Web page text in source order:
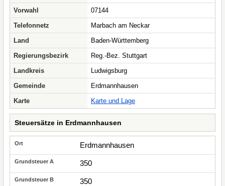
Vorwahl
07144
Telefonnetz
Marbach am Neckar
Land
Baden-Württemberg
Regierungsbezirk
Reg.-Bez. Stuttgart
Landkreis
Ludwigsburg
Gemeinde
Erdmannhausen
Karte
Karte und Lage
Steuersätze in Erdmannhausen
Erdmannhausen
350
350